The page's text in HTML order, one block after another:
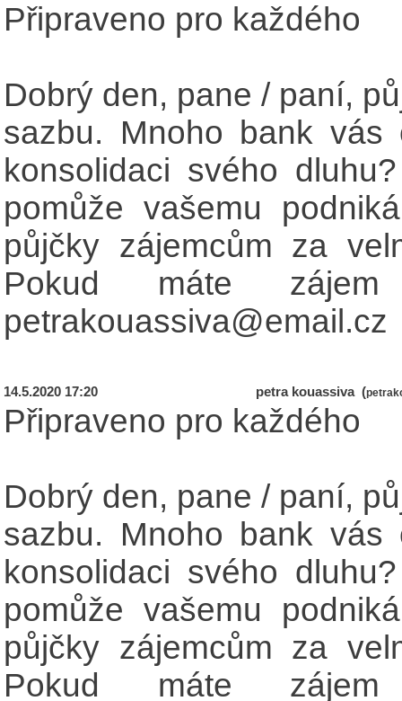
Připraveno pro každého
Dobrý den, pane / paní,
sazbu. Mnoho bank vás
konsolidaci svého
pomůže vašemu
půjčky zájemcům za
Pokud máte
petrakouassiva@email.cz
14.5.2020 17:20 petra kouassiva (
Připraveno pro každého
Dobrý den, pane / paní,
sazbu. Mnoho bank vás
konsolidaci svého
pomůže vašemu
půjčky zájemcům za
Pokud máte